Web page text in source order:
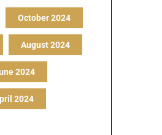
October 2024
August 2024
2024
2024